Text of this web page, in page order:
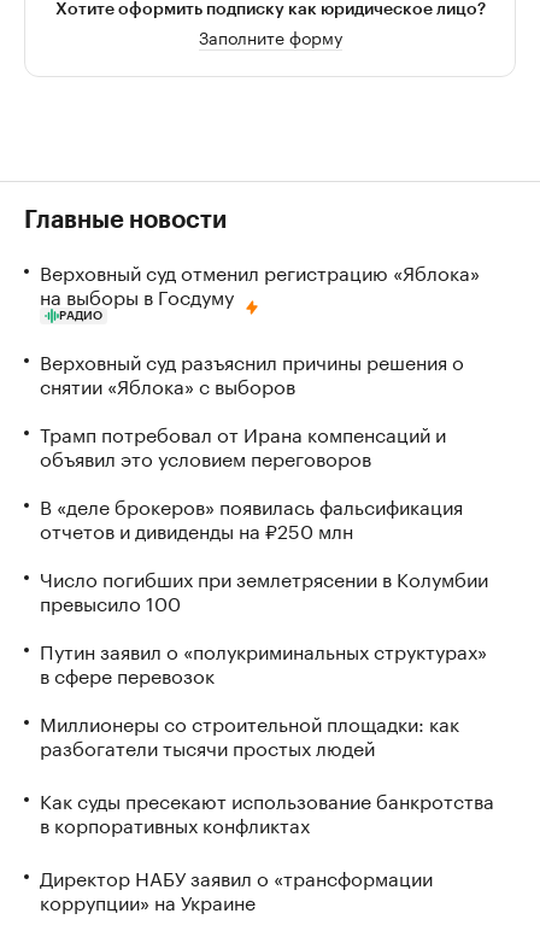
Хотите оформить подписку как юридическое лицо?
Заполните форму
Главные новости
Верховный суд отменил регистрацию «Яблока»
на выборы в Госдуму
РАДИО
Верховный суд разъяснил причины решения о
снятии «Яблока» с выборов
Трамп потребовал от Ирана компенсаций и
объявил это условием переговоров
В «деле брокеров» появилась фальсификация
отчетов и дивиденды на ₽250 млн
Число погибших при землетрясении в Колумбии
превысило 100
Путин заявил о «полукриминальных структурах»
в сфере перевозок
Миллионеры со строительной площадки: как
разбогатели тысячи простых людей
Как суды пресекают использование банкротства
в корпоративных конфликтах
Директор НАБУ заявил о «трансформации
коррупции» на Украине